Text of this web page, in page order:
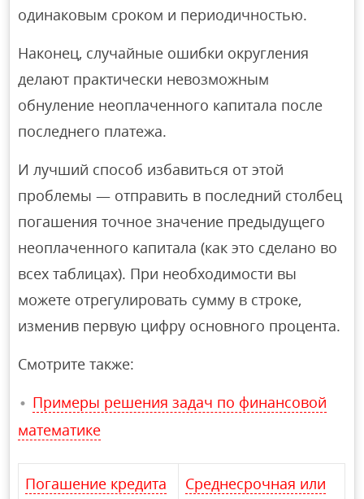
одинаковым сроком и периодичностью.
Наконец, случайные ошибки округления
делают практически невозможным
обнуление неоплаченного капитала после
последнего платежа.
И лучший способ избавиться от этой
проблемы — отправить в последний столбец
погашения точное значение предыдущего
неоплаченного капитала (как это сделано во
всех таблицах). При необходимости вы
можете отрегулировать сумму в строке,
изменив первую цифру основного процента.
Смотрите также:
Примеры решения задач по финансовой
математике
Погашение кредита
Среднесрочная или